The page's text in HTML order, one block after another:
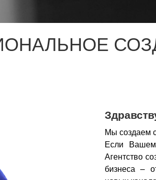
Мы создаем
Если
Агентство
бизнеса –